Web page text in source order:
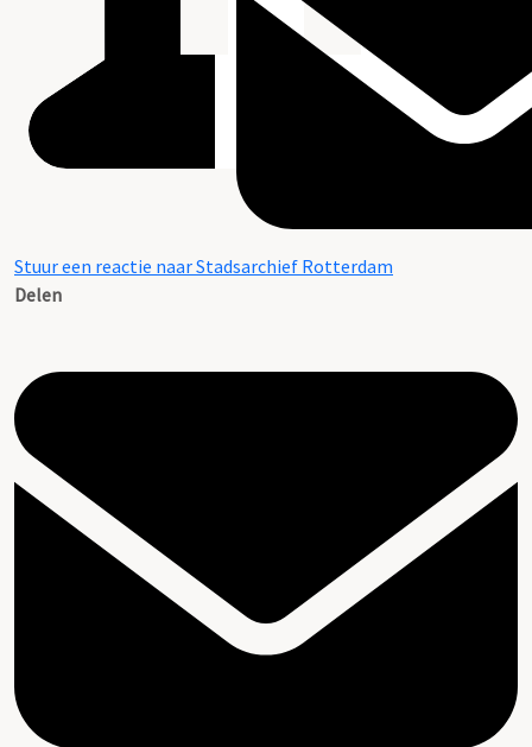
Stuur een reactie naar Stadsarchief Rotterdam
Delen